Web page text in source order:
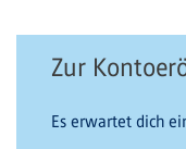
Zur
Es erwartet dich